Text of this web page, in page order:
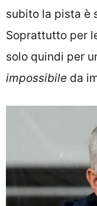
subito la pista è
Soprattutto per
solo quindi per
impossibile da